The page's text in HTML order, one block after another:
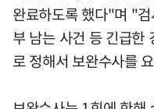
완료하도록 했다"며 "
부 남는 사건 등 긴급한
로 정해서 보완수사를